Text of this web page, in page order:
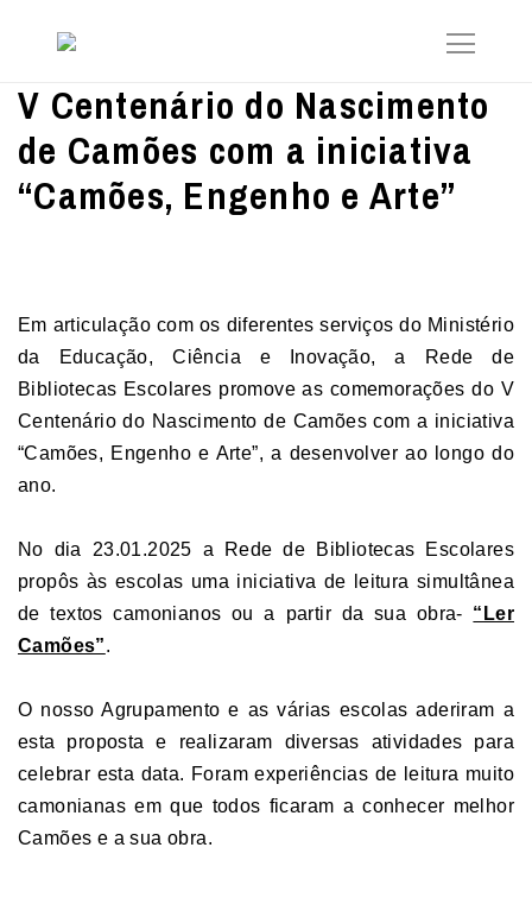
V Centenário do Nascimento
de Camões com a iniciativa
“Camões, Engenho e Arte”
Em articulação com os diferentes serviços do Ministério
da Educação, Ciência e Inovação, a Rede de
Bibliotecas Escolares promove as comemorações do V
Centenário do Nascimento de Camões com a iniciativa
“Camões, Engenho e Arte”, a desenvolver ao longo do
ano.
No dia 23.01.2025 a Rede de Bibliotecas Escolares
propôs às escolas uma iniciativa de leitura simultânea
de textos camonianos ou a partir da sua obra- “Ler
Camões”.
O nosso Agrupamento e as várias escolas aderiram a
esta proposta e realizaram diversas atividades para
celebrar esta data. Foram experiências de leitura muito
camonianas em que todos ficaram a conhecer melhor
Camões e a sua obra.